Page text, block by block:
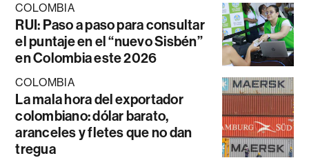
COLOMBIA
RUI: Paso a paso para consultar
el puntaje en el “nuevo Sisbén”
en Colombia este 2026
COLOMBIA
La mala hora del exportador
colombiano: dólar barato,
aranceles y fletes que no dan
tregua